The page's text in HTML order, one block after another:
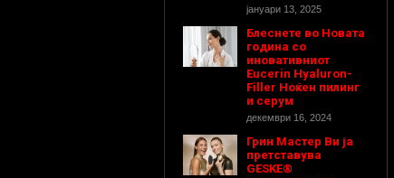
јануари 13, 2025
Блеснете во Новата
година со
иновативниот
Eucerin Hyaluron-
Filler Ноќен пилинг
и серум
декември 16, 2024
Грин Мастер Ви ја
претставува
GESKE®